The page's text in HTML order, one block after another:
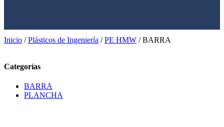
Inicio /Plásticos de Ingeniería /PE HMW / BARRA
Categorías
BARRA
PLANCHA